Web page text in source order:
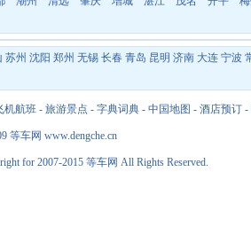
苏州 沈阳 郑州 无锡 长春 青岛 昆明 济南 大连 宁波
机航班- 旅游景点 - 字典词典- 中国地图 - 酒店预订-
等车网 www.dengche.cn
for 2007-2015 等车网 All Rights Reserved.